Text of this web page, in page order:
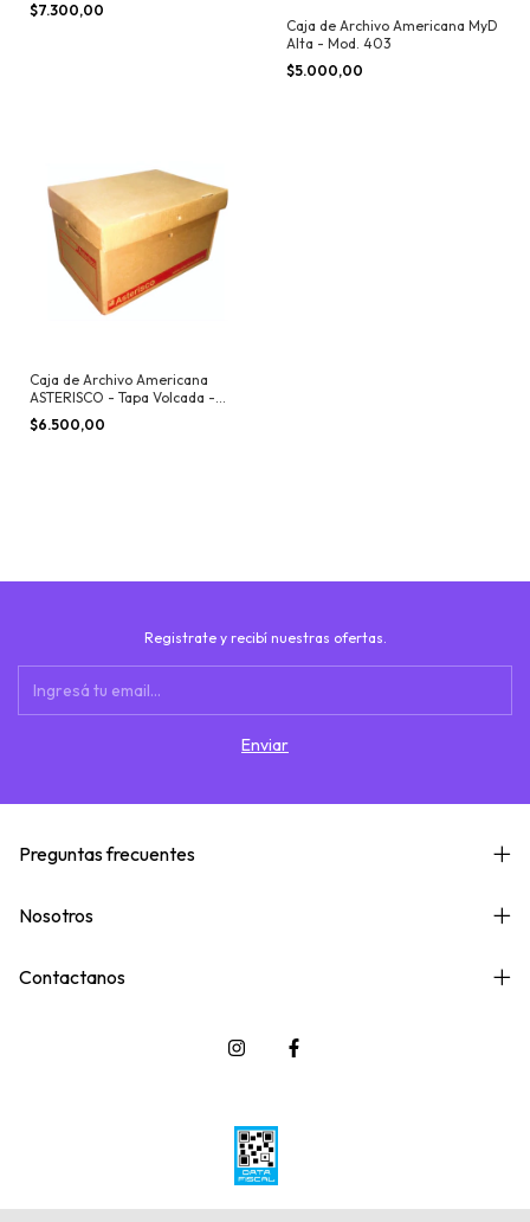
$7.300,00
Caja de Archivo Americana MyD
Alta - Mod. 403
$5.000,00
Caja de Archivo Americana
ASTERISCO - Tapa Volcada -
SUPER REFORZADA
$6.500,00
Registrate y recibí nuestras ofertas.
Preguntas frecuentes
Nosotros
Contactanos